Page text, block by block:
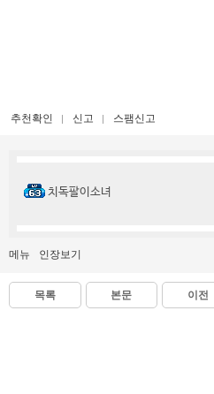
추천확인 신고 스팸신고
치독팔이소녀
메뉴 인장보기
목록 본문 이전